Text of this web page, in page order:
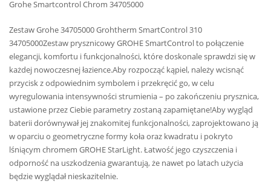
Grohe Smartcontrol Chrom 34705000
Zestaw Grohe 34705000 Grohtherm SmartControl 310
34705000Zestaw prysznicowy GROHE SmartControl to połączenie
elegancji, komfortu i funkcjonalności, które doskonale sprawdzi się w
każdej nowoczesnej łazience.Aby rozpocząć kąpiel, należy wcisnąć
przycisk z odpowiednim symbolem i przekręcić go, w celu
wyregulowania intensywności strumienia – po zakończeniu prysznica,
ustawione przez Ciebie parametry zostaną zapamiętane!Aby wygląd
baterii dorównywał jej znakomitej funkcjonalności, zaprojektowano ją
w oparciu o geometryczne formy koła oraz kwadratu i pokryto
lśniącym chromem GROHE StarLight. Łatwość jego czyszczenia i
odporność na uszkodzenia gwarantują, że nawet po latach użycia
będzie wyglądał nieskazitelnie.